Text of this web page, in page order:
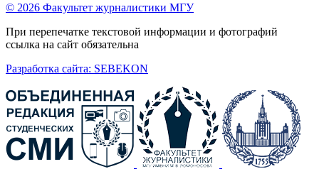
© 2026 Факультет журналистики МГУ
При перепечатке текстовой информации и фотографий
ссылка на сайт обязательна
Разработка сайта: SEBEKON